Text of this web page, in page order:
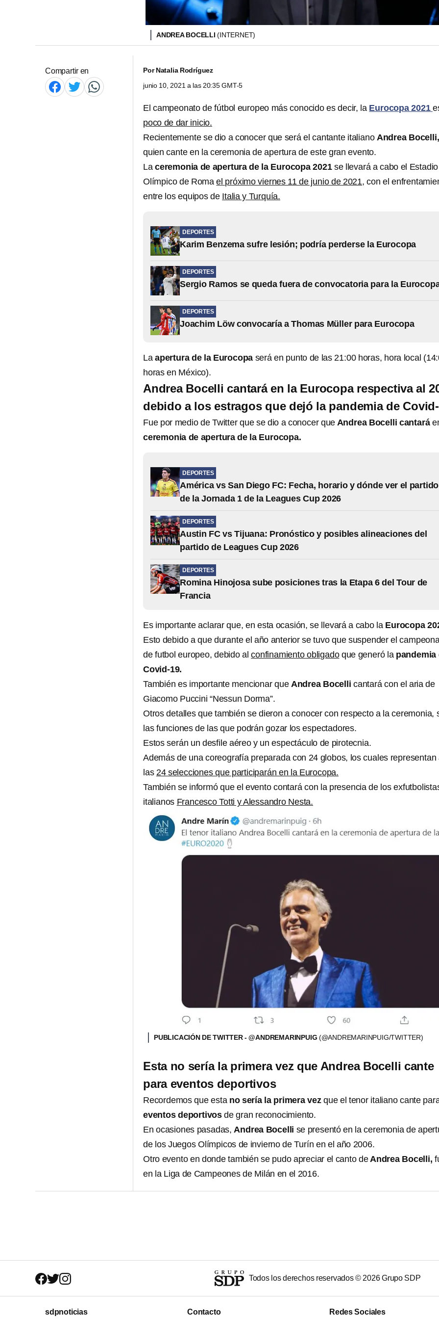
ANDREA BOCELLI(INTERNET)
Compartir en PorNatalia Rodríguez
junio 10, 2021 a las 20:35 GMT-5
El campeonato de fútbol europeo más conocido es decir, la Eurocopa 2021
poco de dar inicio.
Recientemente se dio a conocer que será el cantante italiano Andrea Bocelli,
quien cante en la ceremonia de apertura de este gran evento.
La ceremonia de apertura de la Eurocopa 2021se llevará a cabo el Estadio
Olímpico de Romael próximo viernes 11 de junio de 2021, con el
entre los equipos de Italia y Turquía.
DEPORTES
Karim Benzema sufre lesión; podría perderse la Eurocopa
DEPORTES
Sergio Ramos se queda fuera de convocatoria para la
DEPORTES
Joachim Löw convocaría a Thomas Müller para Eurocopa
La apertura de la Eurocopa será en punto de las 21:00 horas, hora local
horas en México).
Andrea Bocelli cantará en la Eurocopa respectiva al
debido a los estragos que dejó la pandemia de
Fue por medio de Twitter que se dio a conocer que Andrea Bocelli cantará
ceremonia de apertura de la Eurocopa.
DEPORTES
América vs San Diego FC: Fecha, horario y dónde ver el partido
de la Jornada 1 de la Leagues Cup 2026
DEPORTES
Austin FC vs Tijuana: Pronóstico y posibles alineaciones del
partido de Leagues Cup 2026
DEPORTES
Romina Hinojosa sube posiciones tras la Etapa 6 del Tour de
Francia
Es importante aclarar que, en esta ocasión, se llevará a cabo la Eurocopa
Esto debido a que durante el año anterior se tuvo que suspender el
de futbol europeo, debido alconfinamiento obligadoque generó la pandemia
Covid-19.
También es importante mencionar que Andrea Bocellicantará con el aria de
Giacomo Puccini “Nessun Dorma”.
Otros detalles que también se dieron a conocer con respecto a la ceremonia,
las funciones de las que podrán gozar los espectadores.
Estos serán un desfile aéreo y un espectáculo de pirotecnia.
Además de una coreografía preparada con 24 globos, los cuales representan
las 24 selecciones que participarán en la Eurocopa.
También se informó que el evento contará con la presencia de los
italianos Francesco Totti y Alessandro Nesta.
PUBLICACIÓN DE TWITTER - @ANDREMARINPUIG (@ANDREMARINPUIG/TWITTER)
Esta no sería la primera vez que Andrea Bocelli cante
para eventos deportivos
Recordemos que esta no sería la primera vezque el tenor italiano cante
eventos deportivos de gran reconocimiento.
En ocasiones pasadas,Andrea Bocelli se presentó en la ceremonia de
de los Juegos Olímpicos de invierno de Turín en el año 2006.
Otro evento en donde también se pudo apreciar el canto deAndrea Bocelli,
en la Liga de Campeones de Milán en el 2016.
Todos los derechos reservados © 2026Grupo SDP
sdpnoticias Contacto Redes Sociales